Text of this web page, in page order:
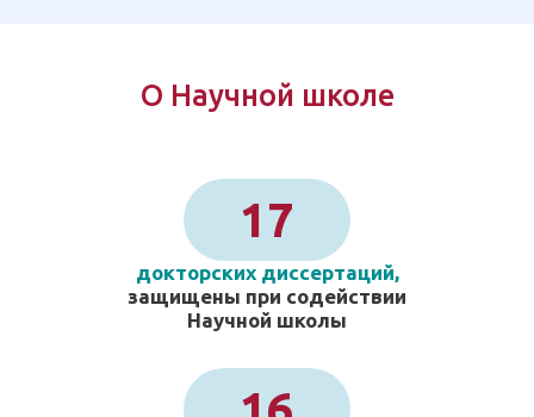
О Научной школе
17
докторских диссертаций,
защищены при содействии
Научной школы